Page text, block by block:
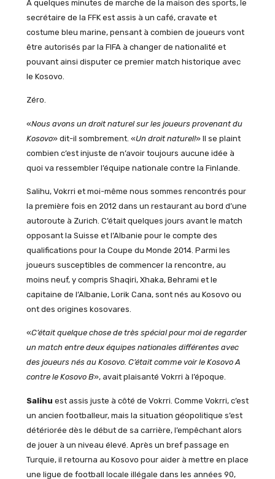
À quelques minutes de marche de la maison des sports, le
secrétaire de la FFK est assis à un café, cravate et
costume bleu marine, pensant à combien de joueurs vont
être autorisés par la FIFA à changer de nationalité et
pouvant ainsi disputer ce premier match historique avec
le Kosovo.
Zéro.
«Nous avons un droit naturel sur les joueurs provenant du
Kosovo» dit-il sombrement. «Un droit naturel!» Il se plaint
combien c’est injuste de n’avoir toujours aucune idée à
quoi va ressembler l’équipe nationale contre la Finlande.
Salihu, Vokrri et moi-même nous sommes rencontrés pour
la première fois en 2012 dans un restaurant au bord d’une
autoroute à Zurich. C’était quelques jours avant le match
opposant la Suisse et l’Albanie pour le compte des
qualifications pour la Coupe du Monde 2014. Parmi les
joueurs susceptibles de commencer la rencontre, au
moins neuf, y compris Shaqiri, Xhaka, Behrami et le
capitaine de l’Albanie, Lorik Cana, sont nés au Kosovo ou
ont des origines kosovares.
«C’était quelque chose de très spécial pour moi de regarder
un match entre deux équipes nationales différentes avec
des joueurs nés au Kosovo. C’était comme voir le Kosovo A
contre le Kosovo B», avait plaisanté Vokrri à l’époque.
Salihu est assis juste à côté de Vokrri. Comme Vokrri, c’est
un ancien footballeur, mais la situation géopolitique s’est
détériorée dès le début de sa carrière, l’empêchant alors
de jouer à un niveau élevé. Après un bref passage en
Turquie, il retourna au Kosovo pour aider à mettre en place
une ligue de football locale illégale dans les années 90,